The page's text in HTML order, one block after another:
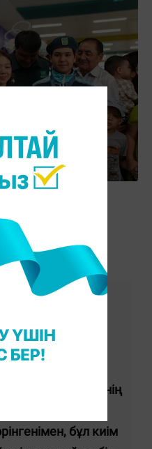
бұл спортқа
бөлісті.
киіп
оқ атқанда
спорт киімінің
күрте кимейді.
бұл киім